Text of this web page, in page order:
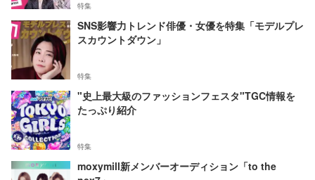
特集
SNS影響力トレンド俳優・女優を特集「モデルプレ
スカウントダウン」
特集
"史上最大級のファッションフェスタ"TGC情報を
たっぷり紹介
特集
moxymill新メンバーオーディション「to the